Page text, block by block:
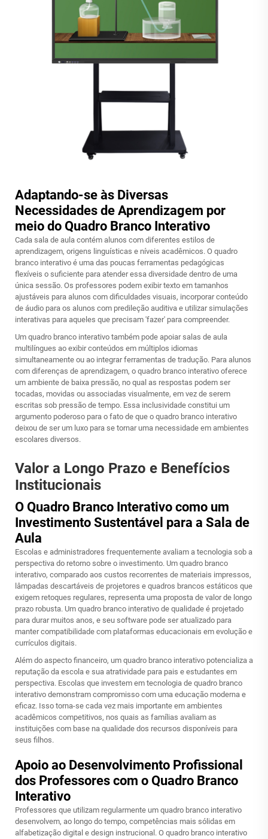
Adaptando-se às Diversas
Necessidades de Aprendizagem por
meio do Quadro Branco Interativo
Cada sala de aula contém alunos com diferentes estilos de
aprendizagem, origens linguísticas e níveis acadêmicos. O quadro
branco interativo é uma das poucas ferramentas pedagógicas
flexíveis o suficiente para atender essa diversidade dentro de uma
única sessão. Os professores podem exibir texto em tamanhos
ajustáveis para alunos com dificuldades visuais, incorporar conteúdo
de áudio para os alunos com predileção auditiva e utilizar simulações
interativas para aqueles que precisam 'fazer' para compreender.
Um quadro branco interativo também pode apoiar salas de aula
multilíngues ao exibir conteúdos em múltiplos idiomas
simultaneamente ou ao integrar ferramentas de tradução. Para alunos
com diferenças de aprendizagem, o quadro branco interativo oferece
um ambiente de baixa pressão, no qual as respostas podem ser
tocadas, movidas ou associadas visualmente, em vez de serem
escritas sob pressão de tempo. Essa inclusividade constitui um
argumento poderoso para o fato de que o quadro branco interativo
deixou de ser um luxo para se tornar uma necessidade em ambientes
escolares diversos.
Valor a Longo Prazo e Benefícios
Institucionais
O Quadro Branco Interativo como um
Investimento Sustentável para a Sala de
Aula
Escolas e administradores frequentemente avaliam a tecnologia sob a
perspectiva do retorno sobre o investimento. Um quadro branco
interativo, comparado aos custos recorrentes de materiais impressos,
lâmpadas descartáveis de projetores e quadros brancos estáticos que
exigem retoques regulares, representa uma proposta de valor de longo
prazo robusta. Um quadro branco interativo de qualidade é projetado
para durar muitos anos, e seu software pode ser atualizado para
manter compatibilidade com plataformas educacionais em evolução e
currículos digitais.
Além do aspecto financeiro, um quadro branco interativo potencializa a
reputação da escola e sua atratividade para pais e estudantes em
perspectiva. Escolas que investem em tecnologia de quadro branco
interativo demonstram compromisso com uma educação moderna e
eficaz. Isso torna-se cada vez mais importante em ambientes
acadêmicos competitivos, nos quais as famílias avaliam as
instituições com base na qualidade dos recursos disponíveis para
seus filhos.
Apoio ao Desenvolvimento Profissional
dos Professores com o Quadro Branco
Interativo
Professores que utilizam regularmente um quadro branco interativo
desenvolvem, ao longo do tempo, competências mais sólidas em
alfabetização digital e design instrucional. O quadro branco interativo